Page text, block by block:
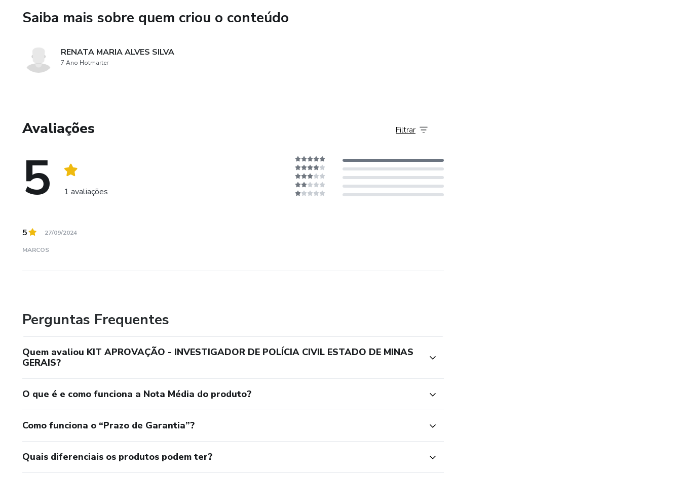
Saiba mais sobre quem criou o conteúdo
RENATA MARIA ALVES SILVA
7 Ano Hotmarter
Avaliações
5 1 avaliações
Filtrar
5 27/09/2024
MARCOS
Perguntas Frequentes
Quem avaliou KIT APROVAÇÃO - INVESTIGADOR DE POLÍCIA CIVIL ESTADO DE MINAS
GERAIS?
O que é e como funciona a Nota Média do produto?
Como funciona o “Prazo de Garantia”?
Quais diferenciais os produtos podem ter?